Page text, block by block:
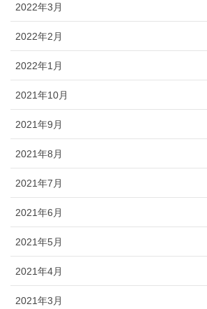
2022年3月
2022年2月
2022年1月
2021年10月
2021年9月
2021年8月
2021年7月
2021年6月
2021年5月
2021年4月
2021年3月